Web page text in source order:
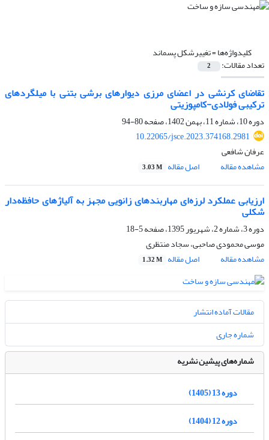
کلیدواژه‌ها =تغییرشکل پسماند
تعداد مقالات: 2
تقاضای کرنشی در اعضای مرزی دیوارهای برشی بتنی با میلگردهای
ترکیبی فولادی-کامپوزیتی
دوره 10، شماره 11، بهمن 1402، صفحه
80-94
10.22065/jsce.2023.374168.2981
عرفان شافعی
مشاهده مقاله
اصل مقاله 3.03 M
ارزیابی عملکرد لرزه‌ای مهاربندهای زانویی مجهز به آلیاژهای حافظه‌دار
شکلی
دوره 3، شماره 2، شهریور 1395، صفحه
5-18
موسی محمودی صاحبی، سجاد منتظری
مشاهده مقاله
اصل مقاله 1.32 M
مقالات آماده انتشار
شماره جاری
شماره‌های پیشین نشریه
دوره 13 (1405)
دوره 12 (1404)